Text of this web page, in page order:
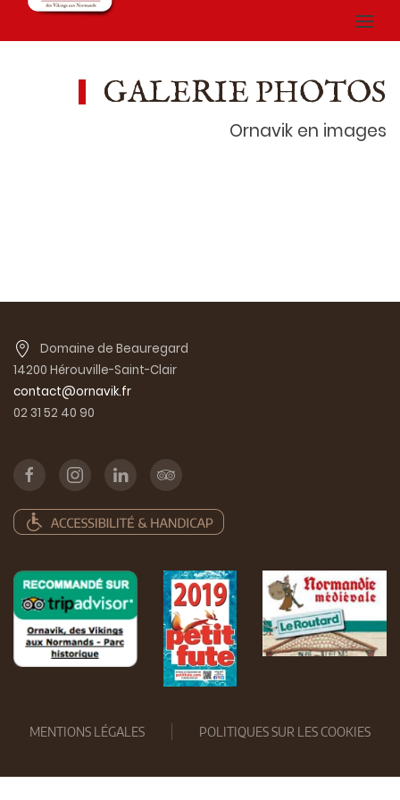
GALERIE PHOTOS
Ornavik en images
Domaine de Beauregard
14200 Hérouville-Saint-Clair
contact@ornavik.fr
02 31 52 40 90
MENTIONS LÉGALES POLITIQUES SUR LES COOKIES